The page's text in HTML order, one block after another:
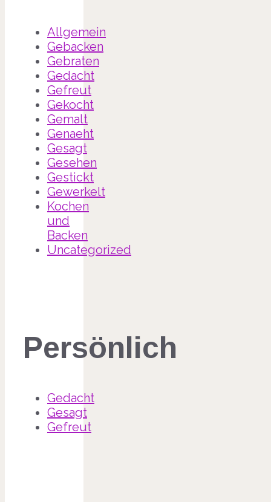
Allgemein
Gebacken
Gebraten
Gedacht
Gefreut
Gekocht
Gemalt
Genaeht
Gesagt
Gesehen
Gestickt
Gewerkelt
Kochen
und
Backen
Uncategorized
Persönlich
Gedacht
Gesagt
Gefreut